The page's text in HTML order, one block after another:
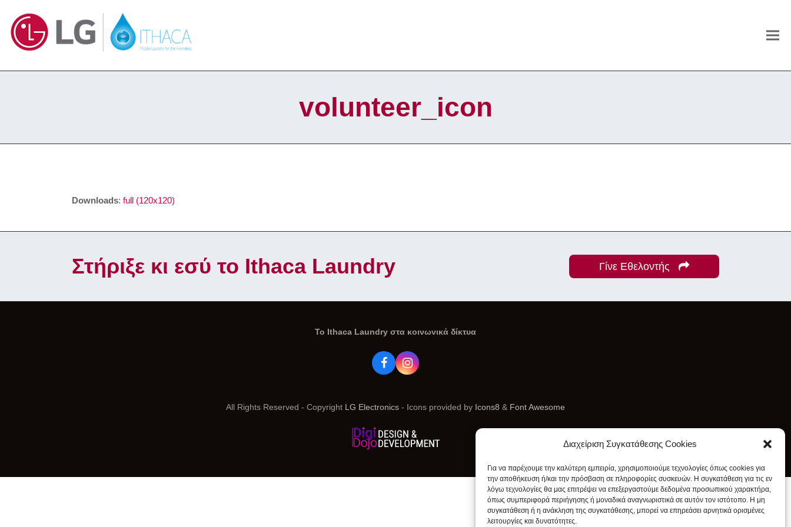
Διαχείριση Συγκατάθεσης Cookies
Για να παρέχουμε την καλύτερη εμπειρία, χρησιμοποιούμε τεχνολογίες όπως cookies για
την αποθήκευση ή/και την πρόσβαση σε πληροφορίες συσκευών. Η συγκατάθεση για τις εν
λόγω τεχνολογίες θα μας επιτρέψει να επεξεργαστούμε δεδομένα προσωπικού χαρακτήρα,
όπως συμπεριφορά περιήγησης ή μοναδικά αναγνωριστικά σε αυτόν τον ιστότοπο. Η μη
συγκατάθεση ή η ανάκληση της συγκατάθεσης, μπορεί να επηρεάσει αρνητικά ορισμένες
λειτουργίες και δυνατότητες.
volunteer_icon
Downloads: full (120x120)
Στήριξε κι εσύ το Ithaca Laundry Γίνε Εθελοντής
To Ithaca Laundry στα κοινωνικά δίκτυα
FacebookInstagram
All Rights Reserved - Copyright LG Electronics - Icons provided by Icons8 & Font Awesome